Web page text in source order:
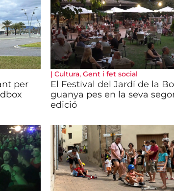
per
| Cultura, Gent i fet social
El Festival del Jardí de la
guanya pes en la seva
edició